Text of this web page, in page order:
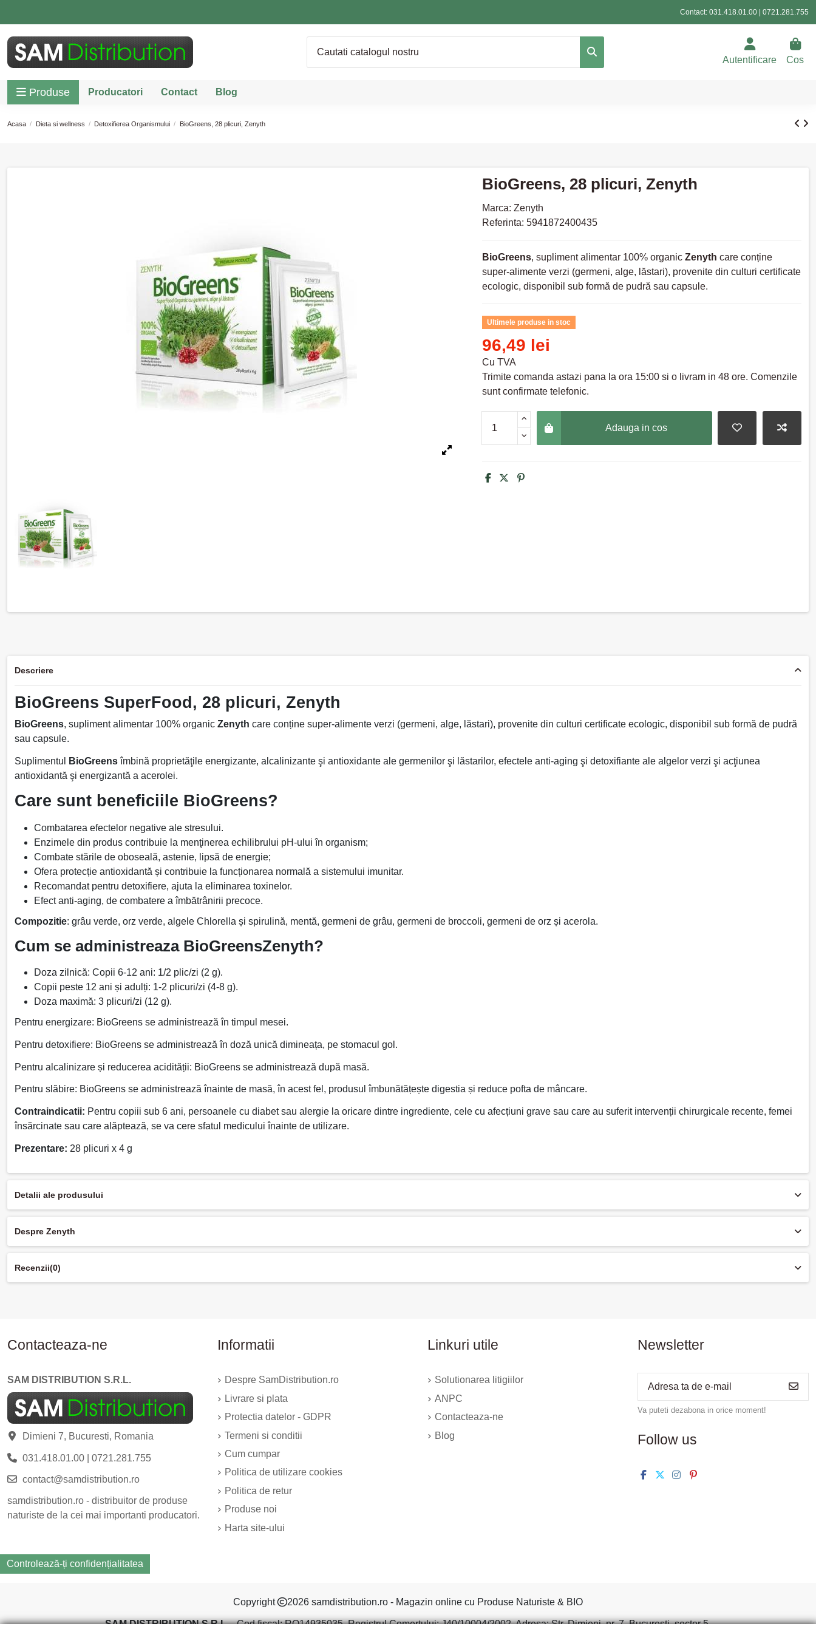
Contact: 031.418.01.00 0721.281.755
Autentificare Cos
Produse Producatori Contact Blog
Acasa Dieta si wellness Detoxifierea Organismului BioGreens, 28 plicuri, Zenyth
BioGreens, 28 plicuri, Zenyth
Marca: Zenyth
Referinta: 5941872400435
BioGreens, supliment alimentar 100% organic Zenyth care conține
super-alimente verzi (germeni, alge, lăstari), provenite din culturi certificate
ecologic, disponibil sub formă de pudră sau capsule.
Ultimele produse in stoc
96,49 lei
Cu TVA
Trimite comanda astazi pana la ora 15:00 si o livram in 48 ore. Comenzile
sunt confirmate telefonic.
Adauga in cos
Descriere
BioGreens SuperFood, 28 plicuri, Zenyth
BioGreens, supliment alimentar 100% organic Zenyth care conține super-alimente verzi (germeni, alge, lăstari), provenite din culturi certificate ecologic, disponibil sub formă de pudră
sau capsule.
Suplimentul BioGreensîmbină proprietăţile energizante, alcalinizante şi antioxidante ale germenilor şi lăstarilor, efectele anti-aging şi detoxifiante ale algelor verzi şi acţiunea
antioxidantă şi energizantă a acerolei.
Care sunt beneficiile BioGreens?
Combatarea efectelor negative ale stresului.
Enzimele din produs contribuie la menţinerea echilibrului pH-ului în organism;
Combate stările de oboseală, astenie, lipsă de energie;
Ofera protecție antioxidantă și contribuie la funcționarea normală a sistemului imunitar.
Recomandat pentru detoxifiere, ajuta la eliminarea toxinelor.
Efect anti-aging, de combatere a îmbătrânirii precoce.
Compozitie: grâu verde, orz verde, algele Chlorella și spirulină, mentă, germeni de grâu, germeni de broccoli, germeni de orz și acerola.
Cum se administreaza BioGreensZenyth?
Doza zilnică: Copii 6-12 ani: 1/2 plic/zi (2 g).
Copii peste 12 ani și adulți: 1-2 plicuri/zi (4-8 g).
Doza maximă: 3 plicuri/zi (12 g).
Pentru energizare: BioGreens se administrează în timpul mesei.
Pentru detoxifiere: BioGreens se administrează în doză unică dimineața, pe stomacul gol.
Pentru alcalinizare și reducerea acidității: BioGreens se administrează după masă.
Pentru slăbire: BioGreens se administrează înainte de masă, în acest fel, produsul îmbunătățește digestia și reduce pofta de mâncare.
Contraindicatii: Pentru copiii sub 6 ani, persoanele cu diabet sau alergie la oricare dintre ingrediente, cele cu afecțiuni grave sau care au suferit intervenții chirurgicale recente, femei
însărcinate sau care alăptează, se va cere sfatul medicului înainte de utilizare.
Prezentare: 28 plicuri x 4 g
Detalii ale produsului
Despre Zenyth
Recenzii(0)
Contacteaza-ne
SAM DISTRIBUTION S.R.L.
Dimieni 7, Bucuresti, Romania
031.418.01.00| 0721.281.755
contact@samdistribution.ro
samdistribution.ro - distribuitor de produse
naturiste de la cei mai importanti producatori.
Informatii
Despre SamDistribution.ro
Livrare si plata
Protectia datelor - GDPR
Termeni si conditii
Cum cumpar
Politica de utilizare cookies
Politica de retur
Produse noi
Harta site-ului
Linkuri utile
Solutionarea litigiilor
ANPC
Contacteaza-ne
Blog
Newsletter
Va puteti dezabona in orice moment!
Follow us
Controlează-ți confidențialitatea
Copyright 2026 samdistribution.ro - Magazin online cu Produse Naturiste & BIO
SAM DISTRIBUTION S.R.L.- Cod fiscal: RO14935035, Registrul Comertului: J40/10004/2002, Adresa: Str. Dimieni, nr. 7, Bucuresti, sector 5.